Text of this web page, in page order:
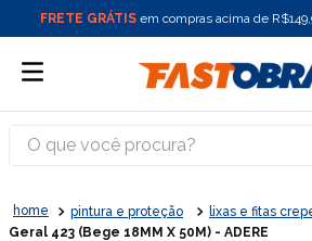
FRETE GRÁTIS em compras acima de
O que você procura?
pintura e proteção lixas e fitas
Geral 423 (Bege 18MM X 50M) - ADERE